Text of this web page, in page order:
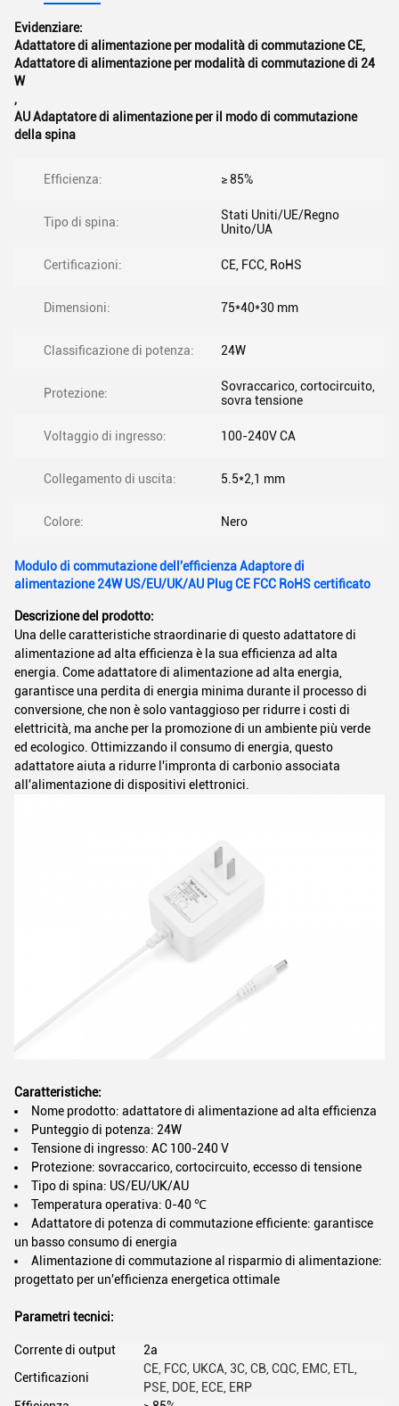
Evidenziare:
Adattatore di alimentazione per modalità di commutazione CE,
Adattatore di alimentazione per modalità di commutazione di 24
W
,
AU Adaptatore di alimentazione per il modo di commutazione
della spina
Efficienza: ≥ 85%
Tipo di spina:
Stati Uniti/UE/Regno
Unito/UA
Certificazioni: CE, FCC, RoHS
Dimensioni: 75*40*30 mm
Classificazione di potenza: 24W
Protezione:
Sovraccarico, cortocircuito,
sovra tensione
Voltaggio di ingresso: 100-240V CA
Collegamento di uscita: 5.5*2,1 mm
Colore: Nero
Modulo di commutazione dell'efficienza Adaptore di
alimentazione 24W US/EU/UK/AU Plug CE FCC RoHS certificato
Descrizione del prodotto:
Una delle caratteristiche straordinarie di questo adattatore di
alimentazione ad alta efficienza è la sua efficienza ad alta
energia. Come adattatore di alimentazione ad alta energia,
garantisce una perdita di energia minima durante il processo di
conversione, che non è solo vantaggioso per ridurre i costi di
elettricità, ma anche per la promozione di un ambiente più verde
ed ecologico. Ottimizzando il consumo di energia, questo
adattatore aiuta a ridurre l'impronta di carbonio associata
all'alimentazione di dispositivi elettronici.
Caratteristiche:
Nome prodotto: adattatore di alimentazione ad alta efficienza
Punteggio di potenza: 24W
Tensione di ingresso: AC 100-240 V
Protezione: sovraccarico, cortocircuito, eccesso di tensione
Tipo di spina: US/EU/UK/AU
Temperatura operativa: 0-40 ℃
Adattatore di potenza di commutazione efficiente: garantisce
un basso consumo di energia
Alimentazione di commutazione al risparmio di alimentazione:
progettato per un'efficienza energetica ottimale
Parametri tecnici:
Corrente di output
2a
Certificazioni
CE, FCC, UKCA, 3C, CB, CQC, EMC, ETL,
PSE, DOE, ECE, ERP